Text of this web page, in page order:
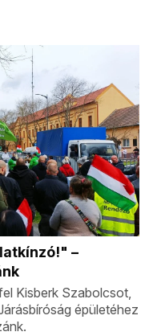
–
Kisberk Szabolcsot,
épületéhez